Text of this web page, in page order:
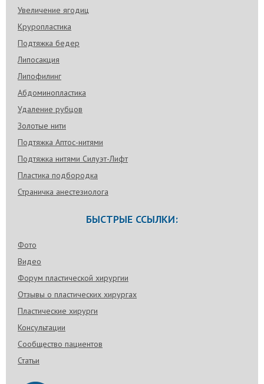
Увеличение ягодиц
Круропластика
Подтяжка бедер
Липосакция
Липофилинг
Абдоминопластика
Удаление рубцов
Золотые нити
Подтяжка Аптос-нитями
Подтяжка нитями Силуэт-Лифт
Пластика подбородка
Страничка анестезиолога
БЫСТРЫЕ ССЫЛКИ:
Фото
Видео
Форум пластической хирургии
Отзывы о пластических хирургах
Пластические хирурги
Консультации
Сообщество пациентов
Статьи